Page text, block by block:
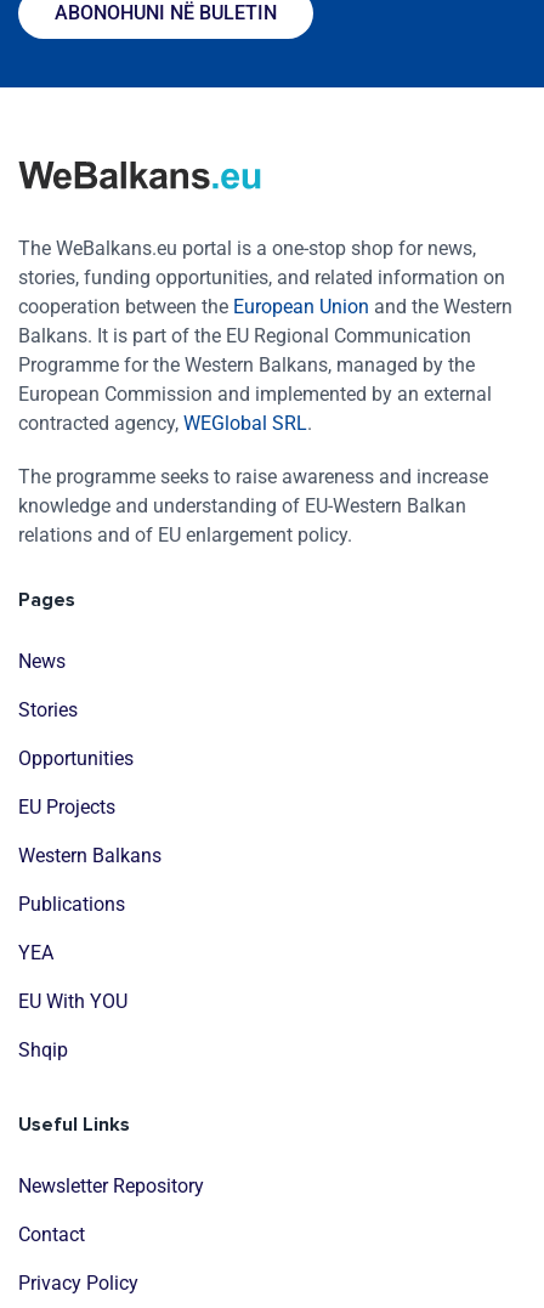
ABONOHUNI NË BULETIN
The WeBalkans.eu portal is a one-stop shop for news,
stories, funding opportunities, and related information on
cooperation between the European Union and the Western
Balkans. It is part of the EU Regional Communication
Programme for the Western Balkans, managed by the
European Commission and implemented by an external
contracted agency, WEGlobal SRL.
The programme seeks to raise awareness and increase
knowledge and understanding of EU-Western Balkan
relations and of EU enlargement policy.
Pages
News
Stories
Opportunities
EU Projects
Western Balkans
Publications
YEA
EU With YOU
Shqip
Useful Links
Newsletter Repository
Contact
Privacy Policy